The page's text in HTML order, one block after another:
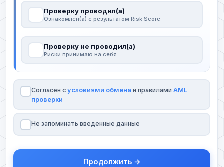
Проверку проводил(а)
Ознакомлен(а) с результатом Risk Score
Проверку не проводил(а)
Риски принимаю на себя
Согласен с условиями обмена и правилами AML
проверки
Не запоминать введенные данные
Продолжить →